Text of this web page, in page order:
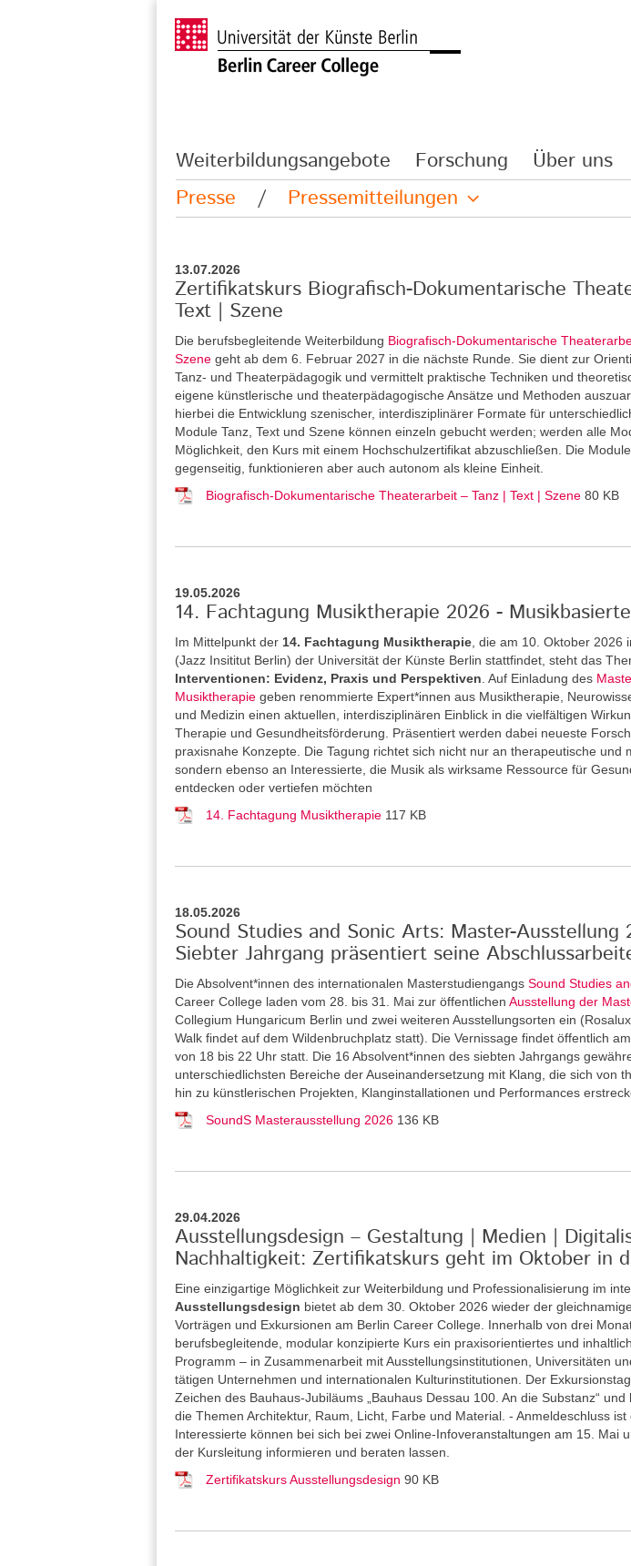
Weiterbildungsangebote Forschung Über uns
Presse
/ Pressemitteilungen
13.07.2026
Zertifikatskurs Biografisch-Dokumentarische
Text | Szene
Die berufsbegleitende Weiterbildung Biografisch-Dokumentarische
Szene geht ab dem 6. Februar 2027 in die nächste Runde. Sie dient zur
Tanz- und Theaterpädagogik und vermittelt praktische Techniken und
eigene künstlerische und theaterpädagogische Ansätze und Methoden
hierbei die Entwicklung szenischer, interdisziplinärer Formate für
Module Tanz, Text und Szene können einzeln gebucht werden; werden alle
Möglichkeit, den Kurs mit einem Hochschulzertifikat abzuschließen. Die
gegenseitig, funktionieren aber auch autonom als kleine Einheit.
Biografisch-Dokumentarische Theaterarbeit – Tanz | Text | Szene 80 KB
19.05.2026
14. Fachtagung Musiktherapie 2026 -
Im Mittelpunkt der 14. Fachtagung Musiktherapie , die am 10. Oktober
(Jazz Insititut Berlin) der Universität der Künste Berlin stattfindet, steht das
Interventionen: Evidenz, Praxis und Perspektiven . Auf Einladung des
Musiktherapie geben renommierte Expert*innen aus Musiktherapie,
und Medizin einen aktuellen, interdisziplinären Einblick in die vielfältigen
Therapie und Gesundheitsförderung. Präsentiert werden dabei neueste
praxisnahe Konzepte. Die Tagung richtet sich nicht nur an therapeutische und
sondern ebenso an Interessierte, die Musik als wirksame Ressource für
entdecken oder vertiefen möchten
14. Fachtagung Musiktherapie 117 KB
18.05.2026
Sound Studies and Sonic Arts: Master-Ausstellung
Siebter Jahrgang präsentiert seine
Die Absolvent*innen des internationalen Masterstudiengangs Sound Studies
Career College laden vom 28. bis 31. Mai zur öffentlichen Ausstellung der
Collegium Hungaricum Berlin und zwei weiteren Ausstellungsorten ein
Walk findet auf dem Wildenbruchplatz statt). Die Vernissage findet öffentlich
von 18 bis 22 Uhr statt. Die 16 Absolvent*innen des siebten Jahrgangs
unterschiedlichsten Bereiche der Auseinandersetzung mit Klang, die sich von
hin zu künstlerischen Projekten, Klanginstallationen und Performances
SoundS Masterausstellung 2026 136 KB
29.04.2026
Ausstellungsdesign – Gestaltung | Medien |
Nachhaltigkeit: Zertifikatskurs geht im Oktober in
Eine einzigartige Möglichkeit zur Weiterbildung und Professionalisierung im
Ausstellungsdesign bietet ab dem 30. Oktober 2026 wieder der gleichnamige
Vorträgen und Exkursionen am Berlin Career College. Innerhalb von drei
berufsbegleitende, modular konzipierte Kurs ein praxisorientiertes und
Programm – in Zusammenarbeit mit Ausstellungsinstitutionen, Universitäten
tätigen Unternehmen und internationalen Kulturinstitutionen. Der
Zeichen des Bauhaus-Jubiläums „Bauhaus Dessau 100. An die Substanz“
die Themen Architektur, Raum, Licht, Farbe und Material. - Anmeldeschluss ist
Interessierte können bei sich bei zwei Online-Infoveranstaltungen am 15. Mai
der Kursleitung informieren und beraten lassen.
Zertifikatskurs Ausstellungsdesign 90 KB